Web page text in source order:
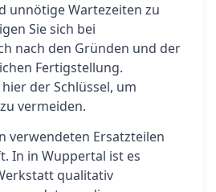
unnötige Wartezeiten zu
Sie sich bei
nach den Gründen und der
Fertigstellung.
der Schlüssel, um
vermeiden.
verwendeten Ersatzteilen
In in Wuppertal ist es
qualitativ